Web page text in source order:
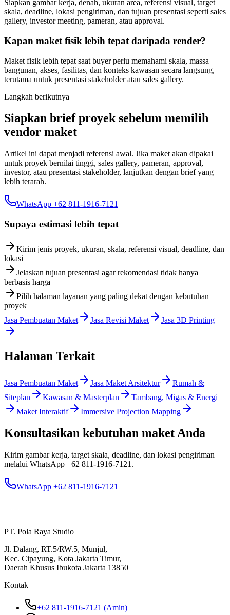
Siapkan gambar kerja, denah, ukuran area, referensi visual, target
skala, deadline, lokasi pengiriman, dan tujuan presentasi seperti sales
gallery, investor meeting, pameran, atau approval.
Kapan maket fisik lebih tepat daripada render?
Maket fisik lebih tepat saat buyer perlu memahami skala, massa
bangunan, akses, fasilitas, dan konteks kawasan secara langsung,
terutama untuk presentasi stakeholder atau sales gallery.
Langkah berikutnya
Siapkan brief proyek sebelum memilih
vendor maket
Artikel ini dapat menjadi referensi awal. Jika maket akan dipakai
untuk proyek bernilai tinggi, sales gallery, pameran, approval,
investor, atau presentasi stakeholder, lanjutkan dengan brief yang
lebih terarah.
WhatsApp +62 811-1916-7121
Supaya estimasi lebih tepat
Kirim jenis proyek, ukuran, skala, referensi visual, deadline, dan
lokasi
Jelaskan tujuan presentasi agar rekomendasi tidak hanya
berbasis harga
Pilih halaman layanan yang paling dekat dengan kebutuhan
proyek
Jasa Pembuatan Maket
Jasa Revisi Maket Jasa 3D Printing
Halaman Terkait
Jasa Pembuatan Maket Jasa Maket Arsitektur
Rumah &
Siteplan
Kawasan & Masterplan
Tambang, Migas & Energi
Maket Interaktif
Immersive Projection Mapping
Konsultasikan kebutuhan maket Anda
Kirim gambar kerja, target skala, deadline, dan lokasi pengiriman
melalui WhatsApp +62 811-1916-7121 .
WhatsApp +62 811-1916-7121
PT. Pola Raya Studio
Jl. Dalang, RT.5/RW.5, Munjul,
Kec. Cipayung, Kota Jakarta Timur,
Daerah Khusus Ibukota Jakarta 13850
Kontak
+62 811-1916-7121 (Amin)